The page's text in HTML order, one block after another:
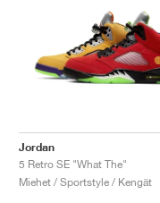
Jordan
5 Retro SE "What The"
Miehet / Sportstyle / Kengät